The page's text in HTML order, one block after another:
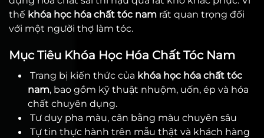
thế khóa học hóa chất tóc nam rất quan trọng đối
với một người thợ làm tóc.
Mục Tiêu Khóa Học Hóa Chất Tóc Nam
Trang bị kiến thức của khóa học hóa chất tóc
nam, bao gồm kỹ thuật nhuộm, uốn, ép và hóa
chất chuyên dụng.
Tư duy pha màu, cân bằng màu chuyên sâu
Tự tin thực hành trên mẫu thật và khách hàng